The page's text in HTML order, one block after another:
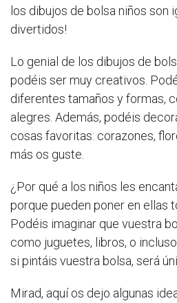
los dibujos de bolsa niños son
divertidos!
Lo genial de los dibujos de
podéis ser muy creativos.
diferentes tamaños y formas,
alegres. Además, podéis
cosas favoritas: corazones,
más os guste.
¿Por qué a los niños les
porque pueden poner en ellas
Podéis imaginar que vuestra
como juguetes, libros, o
si pintáis vuestra bolsa, será
Mirad, aquí os dejo algunas